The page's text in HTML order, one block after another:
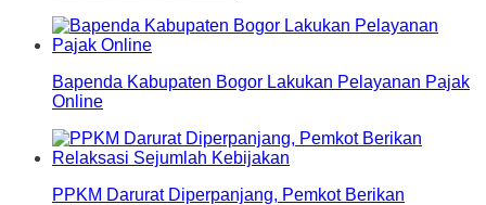
Bapenda Kabupaten Bogor Lakukan Pelayanan Pajak
Online
PPKM Darurat Diperpanjang, Pemkot Berikan